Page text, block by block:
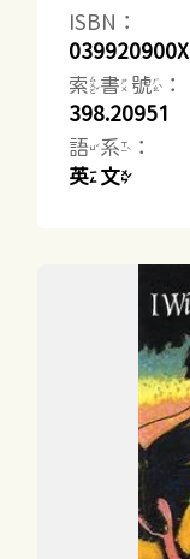
ISBN：
039920900X
索書號：
398.20951
語系：
英文